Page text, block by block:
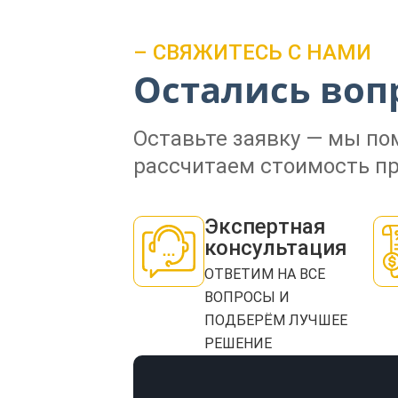
– СВЯЖИТЕСЬ С НАМИ
Остались
Оставьте заявку — мы
рассчитаем стоимость
Экспертная
консультация
ОТВЕТИМ НА ВСЕ
ВОПРОСЫ И
ПОДБЕРЁМ ЛУЧШЕЕ
РЕШЕНИЕ